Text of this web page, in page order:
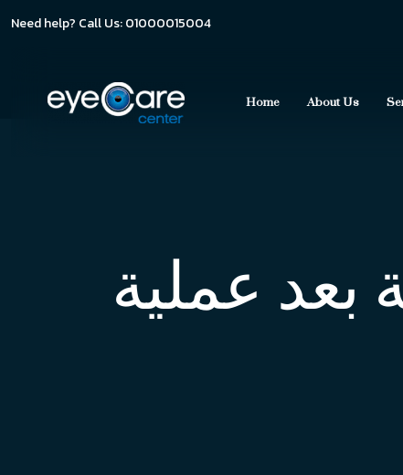
Need help? Call Us: 01000015004
Home About Us
بعد عملية